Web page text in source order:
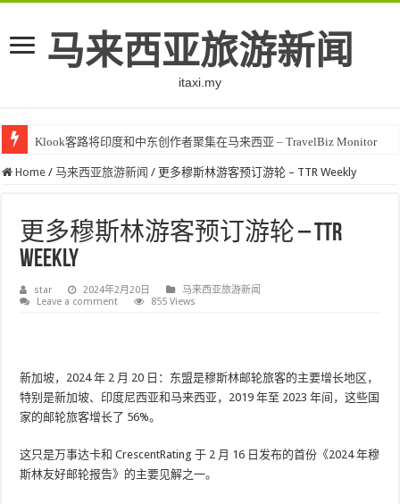
马来西亚旅游新闻
itaxi.my
Klook客路将印度和中东创作者聚集在马来西亚 – TravelBiz Monitor
Home / 马来西亚旅游新闻 / 更多穆斯林游客预订游轮 – TTR Weekly
更多穆斯林游客预订游轮 – TTR
Weekly
star 2024年2月20日
马来西亚旅游新闻
Leave a comment
855 Views
新加坡，2024 年 2 月 20 日：东盟是穆斯林邮轮旅客的主要增长地区，
特别是新加坡、印度尼西亚和马来西亚，2019 年至 2023 年间，这些国
家的邮轮旅客增长了 56%。
这只是万事达卡和 CrescentRating 于 2 月 16 日发布的首份《2024 年穆
斯林友好邮轮报告》的主要见解之一。